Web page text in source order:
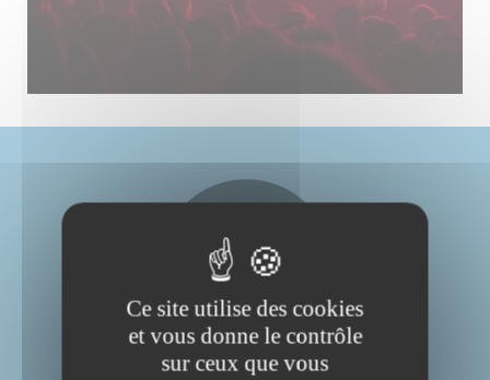
Ce site utilise des cookies
et vous donne le contrôle
sur ceux que vous